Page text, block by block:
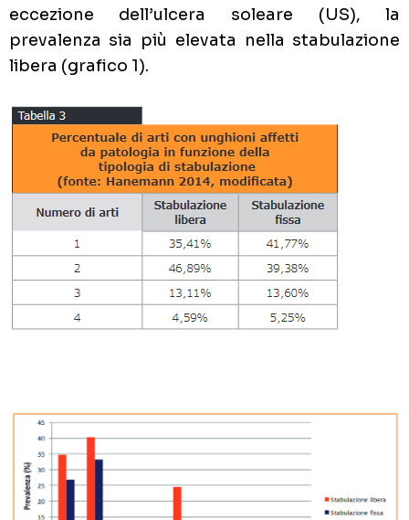
eccezione dell’ulcera soleare (US), la
prevalenza sia più elevata nella stabulazione
libera (grafico 1).